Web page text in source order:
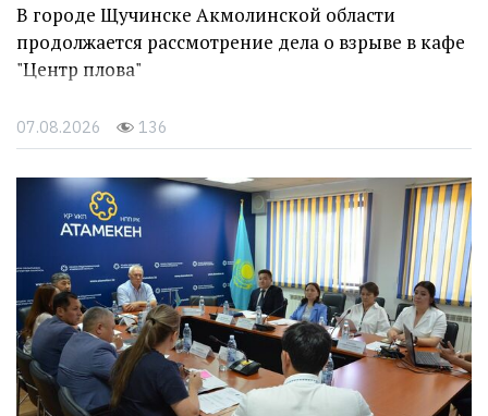
В городе Щучинске Акмолинской области
продолжается рассмотрение дела о взрыве в кафе
"Центр плова"
07.08.2026 136